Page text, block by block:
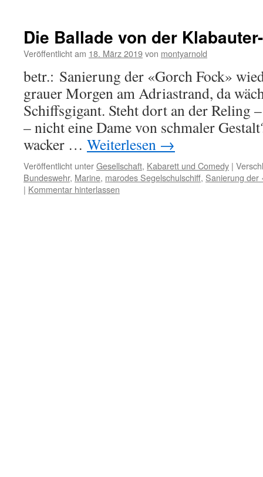
Die Ballade von der
Veröffentlicht am 18. März 2019von montyarnold
betr.: Sanierung der «Gorch Fock»
grauer Morgen am Adriastrand, da
Schiffsgigant. Steht dort an der Reling
– nicht eine Dame von schmaler
wacker … Weiterlesen →
Veröffentlicht unterGesellschaft, Kabarett und Comedy |
Bundeswehr, Marine, marodes Segelschulschiff, Sanierung der
| Kommentar hinterlassen